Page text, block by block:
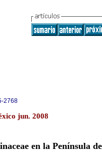
2768
jun. 2008
en la Península